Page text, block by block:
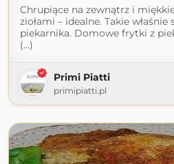
Chrupiące na zewnątrz i
ziołami – idealne. Takie
piekarnika. Domowe frytki z
(...)
Primi Piatti
primipiatti.pl